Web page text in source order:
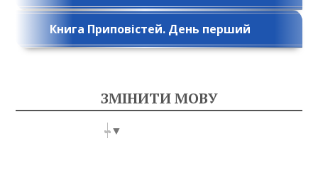
Книга Приповістей. День перший
ЗМІНИТИ МОВУ
Select Language ▼